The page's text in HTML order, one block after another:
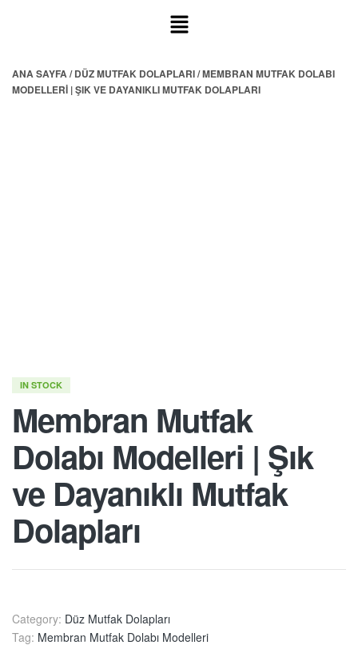
ANA SAYFA/DÜZ MUTFAK DOLAPLARI/ MEMBRAN MUTFAK DOLABI
MODELLERI | ŞIK VE DAYANIKLI MUTFAK DOLAPLARI
IN STOCK
Membran Mutfak
Dolabı Modelleri | Şık
ve Dayanıklı Mutfak
Dolapları
Category: Düz Mutfak Dolapları
Tag: Membran Mutfak Dolabı Modelleri